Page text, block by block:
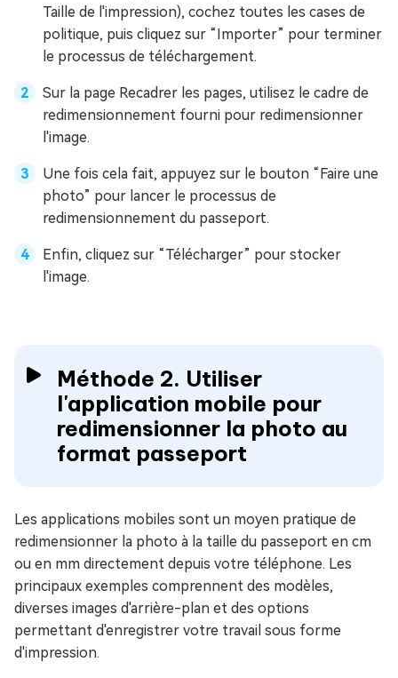
Taille de l'impression), cochez toutes les cases de
politique, puis cliquez sur “Importer” pour terminer
le processus de téléchargement.
Sur la page Recadrer les pages, utilisez le cadre de
redimensionnement fourni pour redimensionner
l'image.
Une fois cela fait, appuyez sur le bouton “Faire une
photo” pour lancer le processus de
redimensionnement du passeport.
Enfin, cliquez sur “Télécharger” pour stocker
l'image.
Méthode 2. Utiliser
l'application mobile pour
redimensionner la photo au
format passeport
Les applications mobiles sont un moyen pratique de
redimensionner la photo à la taille du passeport en cm
ou en mm directement depuis votre téléphone. Les
principaux exemples comprennent des modèles,
diverses images d'arrière-plan et des options
permettant d'enregistrer votre travail sous forme
d'impression.